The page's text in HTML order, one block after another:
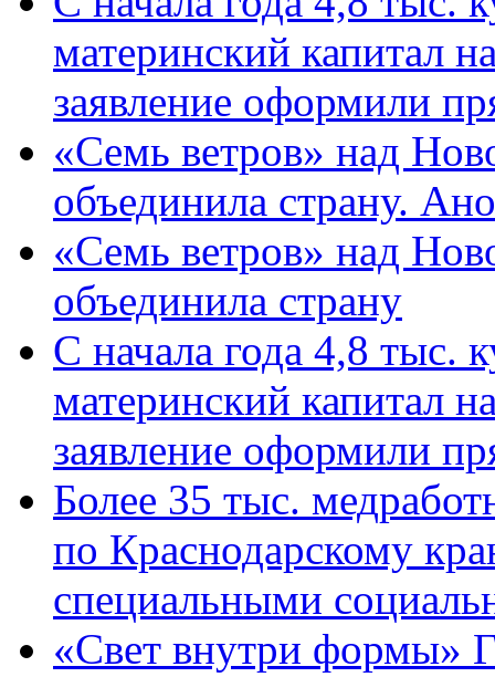
материнский капитал
заявление оформили
«Семь ветров» над
объединила страну.
«Семь ветров» над
объединила страну
С начала года 4,8 тыс.
материнский капитал
заявление оформили
Более 35 тыс.
по Краснодарскому
специальными
«Свет внутри формы»